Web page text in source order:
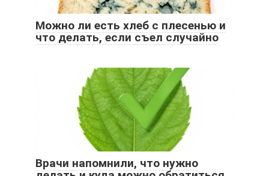
Можно ли есть хлеб с плесенью и
что делать, если съел случайно
Врачи напомнили, что нужно